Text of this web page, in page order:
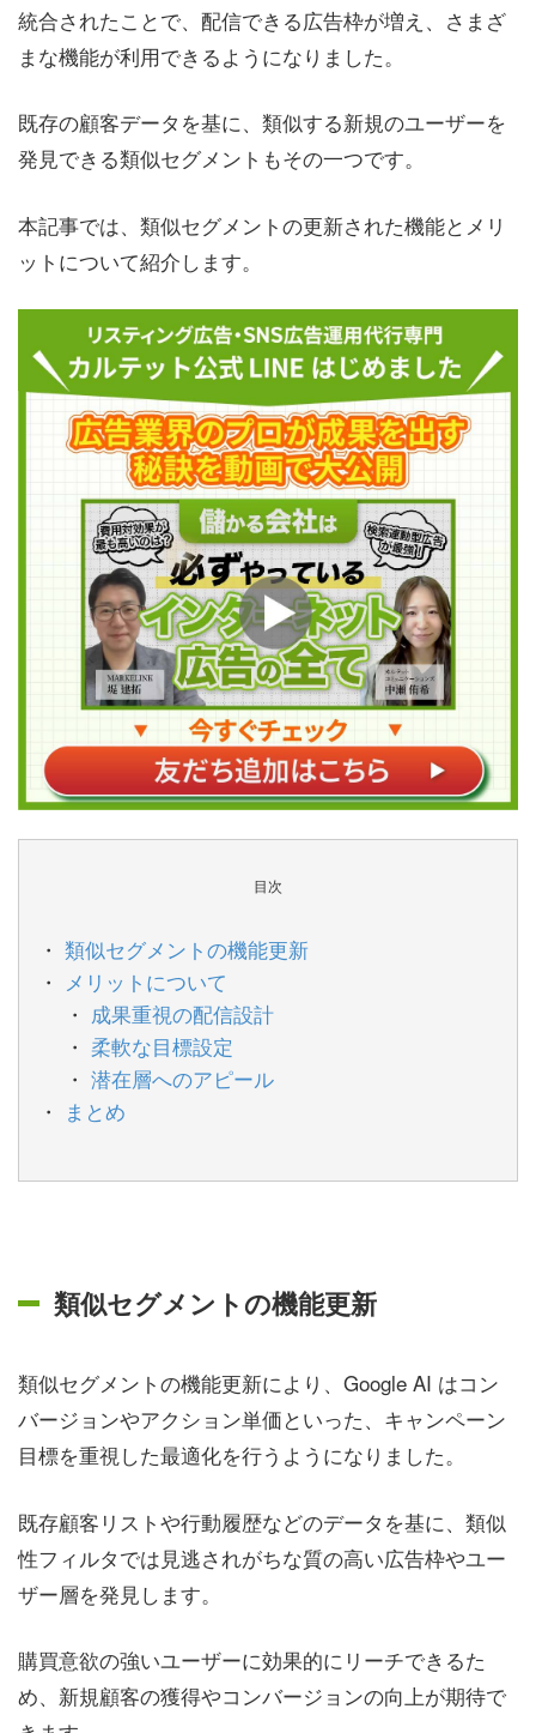
統合されたことで、配信できる広告枠が増え、さまざ
まな機能が利用できるようになりました。
既存の顧客データを基に、類似する新規のユーザーを
発見できる類似セグメントもその一つです。
本記事では、類似セグメントの更新された機能とメリ
ットについて紹介します。
目次
類似セグメントの機能更新
メリットについて
成果重視の配信設計
柔軟な目標設定
潜在層へのアピール
まとめ
類似セグメントの機能更新
類似セグメントの機能更新により、Google AI はコン
バージョンやアクション単価といった、キャンペーン
目標を重視した最適化を行うようになりました。
既存顧客リストや行動履歴などのデータを基に、類似
性フィルタでは見逃されがちな質の高い広告枠やユー
ザー層を発見します。
購買意欲の強いユーザーに効果的にリーチできるた
め、新規顧客の獲得やコンバージョンの向上が期待で